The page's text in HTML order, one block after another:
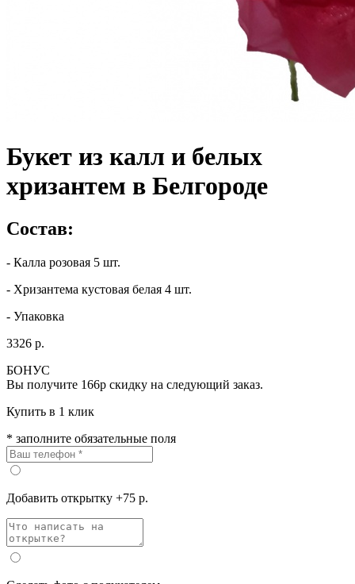
Букет из калл и белых
хризантем в Белгороде
Состав:
- Калла розовая 5 шт.
- Хризантема кустовая белая 4 шт.
- Упаковка
3326 р.
БОНУС
Вы получите 166р скидку на следующий заказ.
Купить в 1 клик
* заполните обязательные поля
Добавить открытку +75 р.